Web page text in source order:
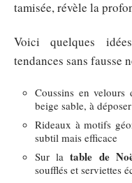
tamisée, révèle la
Voici quelques
tendances sans fausse
Coussins en velours
beige sable, à
Rideaux à motifs
subtil mais efficace
Sur latable de
soufflés et serviettes